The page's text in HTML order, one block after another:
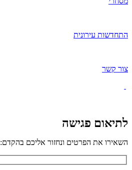
התחדשות עירונית
צור קשר
לתיאום פגישה
השאירו את הפרטים ונחזור אליכם בהקדם: